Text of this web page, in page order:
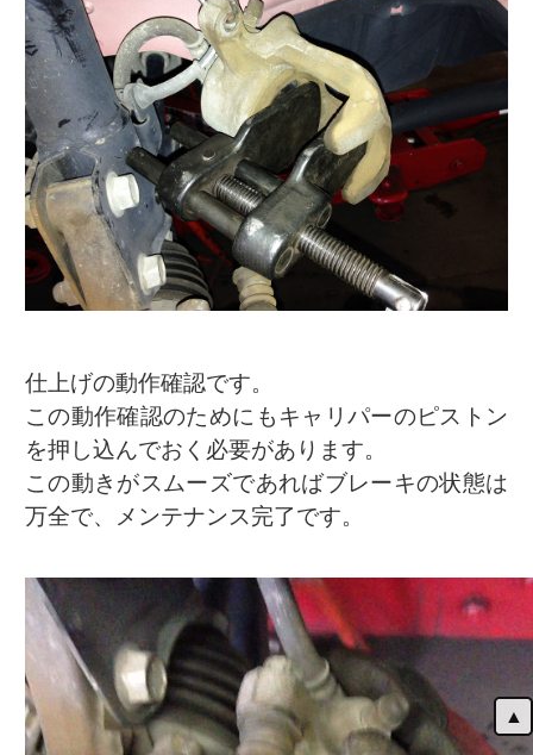
仕上げの動作確認です。
この動作確認のためにもキャリパーのピストン
を押し込んでおく必要があります。
この動きがスムーズであればブレーキの状態は
万全で、メンテナンス完了です。
▲